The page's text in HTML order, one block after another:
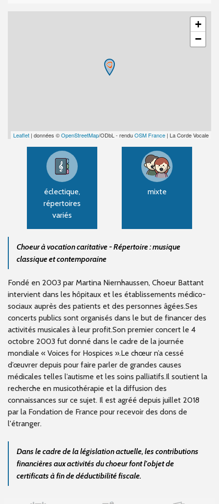
+
−
Leaflet | données ©OpenStreetMap/ODbL - renduOSM France | La Corde Vocale
éclectique,
répertoires
variés
mixte
Choeur à vocation caritative - Répertoire : musique
classique et contemporaine
Fondé en 2003 par Martina Niernhaussen, Choeur Battant
intervient dans les hôpitaux et les établissements médico-
sociaux auprès des patients et des personnes âgées.Ses
concerts publics sont organisés dans le but de financer des
activités musicales à leur profit.Son premier concert le 4
octobre 2003 fut donné dans le cadre de la journée
mondiale « Voices for Hospices ».Le chœur n’a cessé
d’œuvrer depuis pour faire parler de grandes causes
médicales telles l’autisme et les soins palliatifs.Il soutient la
recherche en musicothérapie et la diffusion des
connaissances sur ce sujet. Il est agréé depuis juillet 2018
par la Fondation de France pour recevoir des dons de
l'étranger.
Dans le cadre de la législation actuelle, les contributions
financières aux activités du choeur font l'objet de
certificats à fin de déductibilité fiscale.